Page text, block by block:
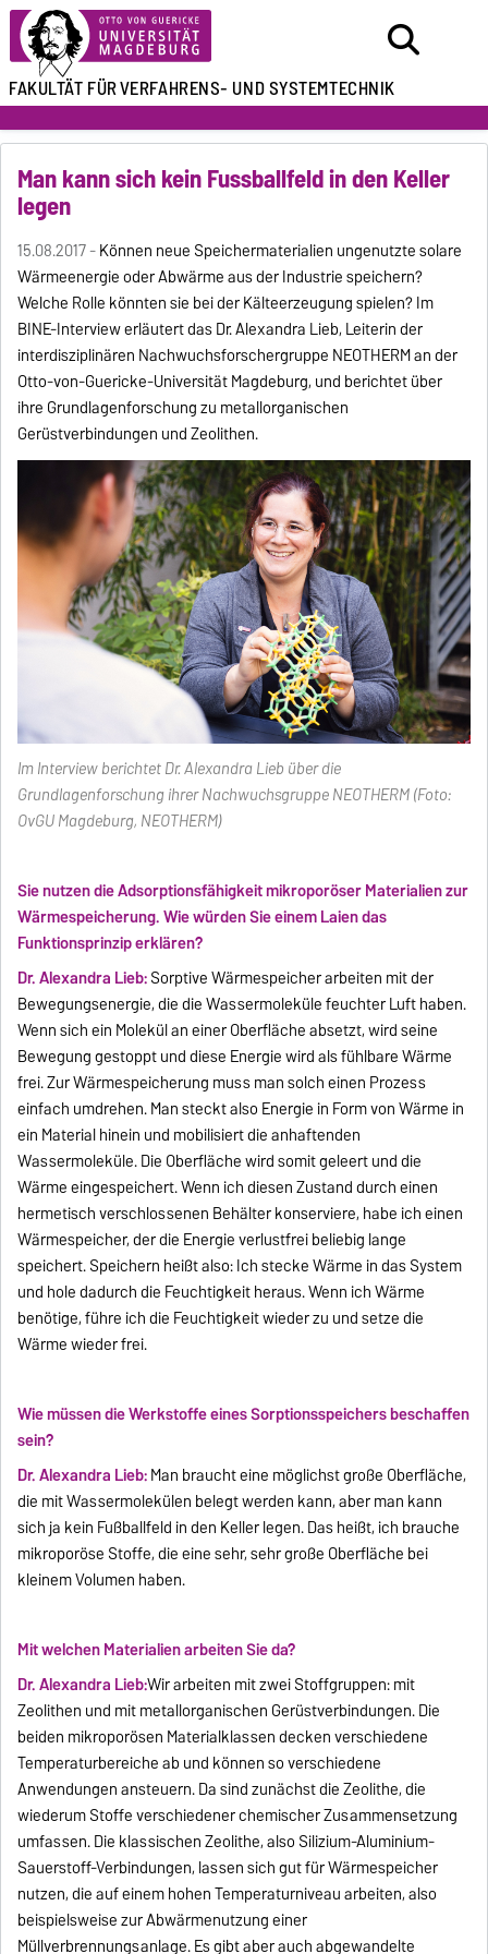
FAKULTÄT FÜRVERFAHRENS- UND SYSTEMTECHNIK
Man kann sich kein Fussballfeld in den Keller
legen
15.08.2017 -Können neue Speichermaterialien ungenutzte solare
Wärmeenergie oder Abwärme aus der Industrie speichern?
Welche Rolle könnten sie bei der Kälteerzeugung spielen? Im
BINE-Interview erläutert das Dr. Alexandra Lieb, Leiterin der
interdisziplinären Nachwuchsforschergruppe NEOTHERM an der
Otto-von-Guericke-Universität Magdeburg, und berichtet über
ihre Grundlagenforschung zu metallorganischen
Gerüstverbindungen und Zeolithen.
Im Interview berichtet Dr. Alexandra Lieb über die
Grundlagenforschung ihrer Nachwuchsgruppe NEOTHERM (Foto:
OvGU Magdeburg, NEOTHERM)
Sie nutzen die Adsorptionsfähigkeit mikroporöser Materialien zur
Wärmespeicherung. Wie würden Sie einem Laien das
Funktionsprinzip erklären?
Dr. Alexandra Lieb:Sorptive Wärmespeicher arbeiten mit der
Bewegungsenergie, die die Wassermoleküle feuchter Luft haben.
Wenn sich ein Molekül an einer Oberfläche absetzt, wird seine
Bewegung gestoppt und diese Energie wird als fühlbare Wärme
frei. Zur Wärmespeicherung muss man solch einen Prozess
einfach umdrehen. Man steckt also Energie in Form von Wärme in
ein Material hinein und mobilisiert die anhaftenden
Wassermoleküle. Die Oberfläche wird somit geleert und die
Wärme eingespeichert. Wenn ich diesen Zustand durch einen
hermetisch verschlossenen Behälter konserviere, habe ich einen
Wärmespeicher, der die Energie verlustfrei beliebig lange
speichert. Speichern heißt also: Ich stecke Wärme in das System
und hole dadurch die Feuchtigkeit heraus. Wenn ich Wärme
benötige, führe ich die Feuchtigkeit wieder zu und setze die
Wärme wieder frei.
Wie müssen die Werkstoffe eines Sorptionsspeichers beschaffen
sein?
Dr. Alexandra Lieb:Man braucht eine möglichst große Oberfläche,
die mit Wassermolekülen belegt werden kann, aber man kann
sich ja kein Fußballfeld in den Keller legen. Das heißt, ich brauche
mikroporöse Stoffe, die eine sehr, sehr große Oberfläche bei
kleinem Volumen haben.
Mit welchen Materialien arbeiten Sie da?
Dr. Alexandra Lieb:Wir arbeiten mit zwei Stoffgruppen: mit
Zeolithen und mit metallorganischen Gerüstverbindungen. Die
beiden mikroporösen Materialklassen decken verschiedene
Temperaturbereiche ab und können so verschiedene
Anwendungen ansteuern. Da sind zunächst die Zeolithe, die
wiederum Stoffe verschiedener chemischer Zusammensetzung
umfassen. Die klassischen Zeolithe, also Silizium-Aluminium-
Sauerstoff-Verbindungen, lassen sich gut für Wärmespeicher
nutzen, die auf einem hohen Temperaturniveau arbeiten, also
beispielsweise zur Abwärmenutzung einer
Müllverbrennungsanlage. Es gibt aber auch abgewandelte